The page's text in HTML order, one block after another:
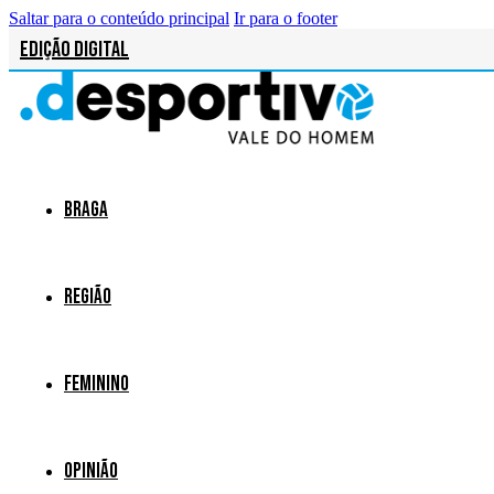
Saltar para o conteúdo principal Ir para o footer
Edição Digital
Braga
Região
Feminino
Opinião